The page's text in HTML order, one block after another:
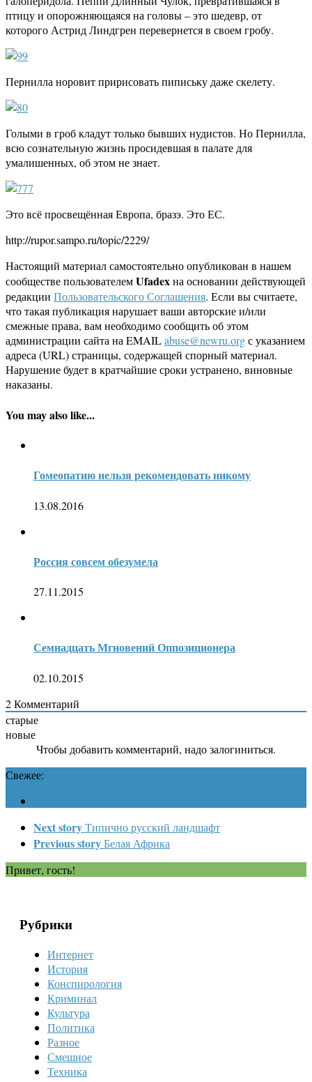
птицу и опорожняющаяся на головы – это шедевр, от
которого Астрид Линдгрен перевернется в своем гробу.
Пернилла норовит пририсовать пипиську даже скелету.
Голыми в гроб кладут только бывших нудистов. Но Пернилла,
всю сознательную жизнь просидевшая в палате для
умалишенных, об этом не знает.
Это всё просвещённая Европа, бразэ. Это ЕС.
http://rupor.sampo.ru/topic/2229/
Настоящий материал самостоятельно опубликован в нашем
сообществе пользователемUfadexна основании действующей
редакции Пользовательского Соглашения. Если вы считаете,
что такая публикация нарушает ваши авторские и/или
смежные права, вам необходимо сообщить об этом
администрации сайта на EMAILabuse@newru.orgс указанием
адреса (URL) страницы, содержащей спорный материал.
Нарушение будет в кратчайшие сроки устранено, виновные
наказаны.
You may also like...
Гомеопатию нельзя рекомендовать никому
13.08.2016
Россия совсем обезумела
27.11.2015
Семнадцать Мгновений Оппозиционера
02.10.2015
2Комментарий
старые
новые
Чтобы добавить комментарий, надо залогиниться.
Свежее:
Next storyТипично русский ландшафт
Previous storyБелая Африка
Привет, гость!
Рубрики
Интернет
История
Конспирология
Криминал
Культура
Политика
Разное
Смешное
Техника